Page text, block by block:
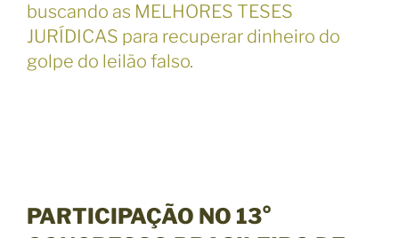
buscando as MELHORES TESES
JURÍDICAS para recuperar dinheiro do
golpe do leilão falso.
PARTICIPAÇÃO NO 13°